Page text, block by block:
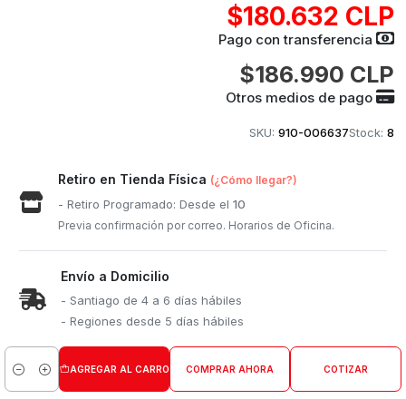
$180.632 CLP
Pago con transferencia
$186.990 CLP
Otros medios de pago
SKU: 910-006637Stock: 8
Retiro en Tienda Física (¿Cómo llegar?)
- Retiro Programado: Desde el10
Previa confirmación por correo. Horarios de Oficina.
Envío a Domicilio
- Santiago de 4 a 6 días hábiles
- Regiones desde 5 días hábiles
Cantidad
AGREGAR AL CARRO COMPRAR AHORA COTIZAR